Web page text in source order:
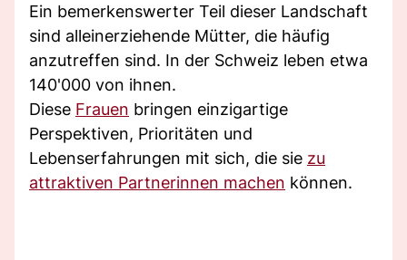
Ein bemerkenswerter Teil dieser Landschaft
sind alleinerziehende Mütter, die häufig
anzutreffen sind. In der Schweiz leben etwa
140'000 von ihnen.
Diese Frauen bringen einzigartige
Perspektiven, Prioritäten und
Lebenserfahrungen mit sich, die sie zu
attraktiven Partnerinnen machen können.